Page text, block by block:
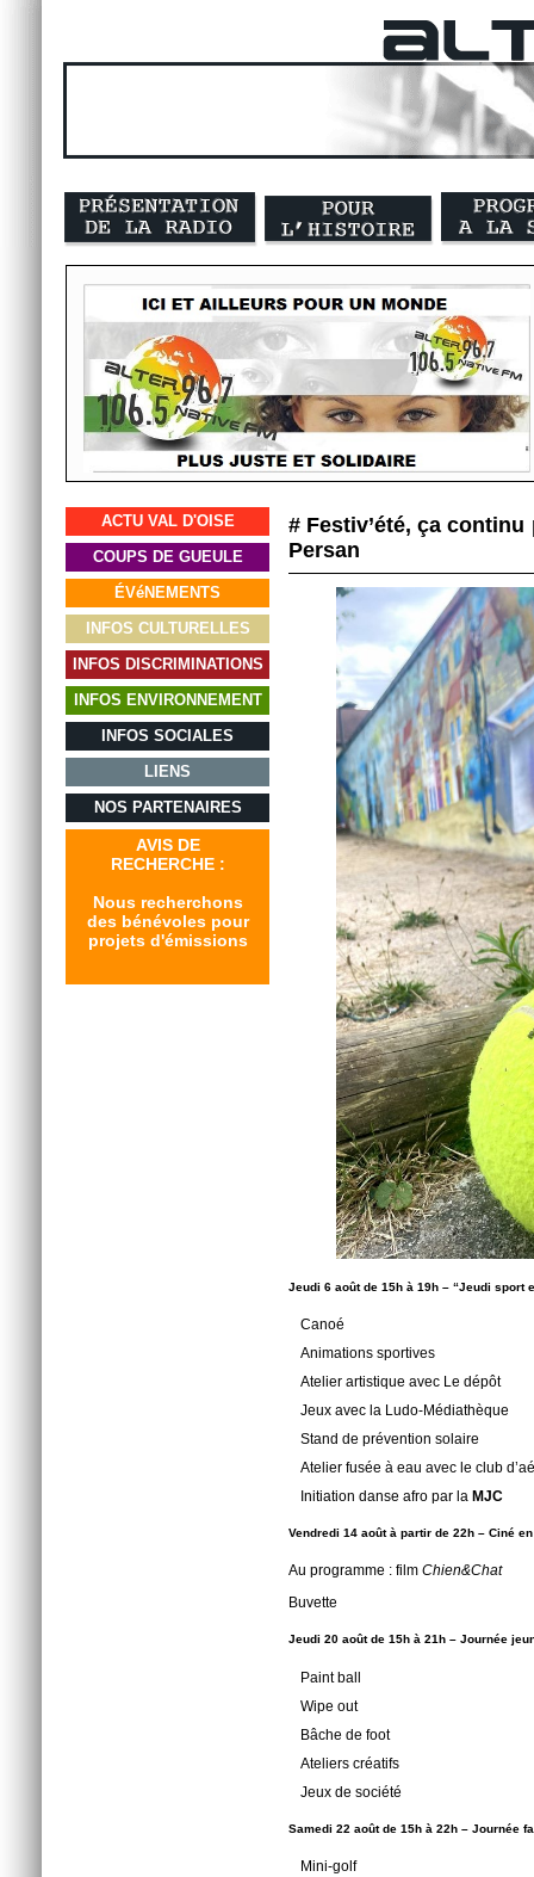
ACTU VAL D'OISE
COUPS DE GUEULE
ÉVéNEMENTS
INFOS CULTURELLES
INFOS DISCRIMINATIONS
INFOS ENVIRONNEMENT
INFOS SOCIALES
LIENS
NOS PARTENAIRES
AVIS DE
RECHERCHE :
Nous recherchons
des bénévoles pour
projets d'émissions
# Festiv’été, ça
Persan
Jeudi 6 août de 15h à 19h – “Jeudi sport
Canoé
Animations sportives
Atelier artistique avec Le dépôt
Jeux avec la Ludo-Médiathèque
Stand de prévention solaire
Atelier fusée à eau avec le club
Initiation danse afro par la MJC
Vendredi 14 août à partir de 22h – Ciné
Au programme : film Chien&Chat
Buvette
Jeudi 20 août de 15h à 21h – Journée
Paint ball
Wipe out
Bâche de foot
Ateliers créatifs
Jeux de société
Samedi 22 août de 15h à 22h – Journée
Mini-golf